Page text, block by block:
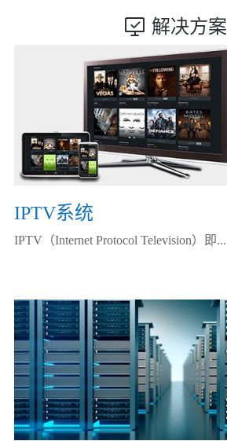
解决方案
IPTV系统
IPTV（Internet Protocol Television）即...